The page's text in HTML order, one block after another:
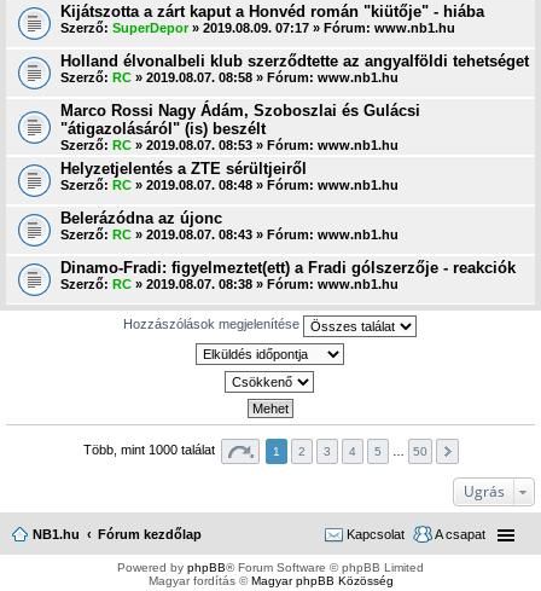
Kijátszotta a zárt kaput a Honvéd román "kiütője" - hiába
Szerző: SuperDepor» 2019.08.09. 07:17 » Fórum: www.nb1.hu
Holland élvonalbeli klub szerződtette az angyalföldi tehetséget
Szerző: RC » 2019.08.07. 08:58 » Fórum: www.nb1.hu
Marco Rossi Nagy Ádám, Szoboszlai és Gulácsi
"átigazolásáról" (is) beszélt
Szerző: RC » 2019.08.07. 08:53 » Fórum: www.nb1.hu
Helyzetjelentés a ZTE sérültjeiről
Szerző: RC » 2019.08.07. 08:48 » Fórum: www.nb1.hu
Belerázódna az újonc
Szerző: RC » 2019.08.07. 08:43 » Fórum: www.nb1.hu
Dinamo-Fradi: figyelmeztet(ett) a Fradi gólszerzője - reakciók
Szerző: RC » 2019.08.07. 08:38 » Fórum: www.nb1.hu
Hozzászólások megjelenítése
Több, mint 1000 találat 1 2 3 4 5 50
Ugrás
NB1.hu Fórum kezdőlap A csapat
Kapcsolat
Powered by phpBB® Forum Software © phpBB Limited
Magyar fordítás ©Magyar phpBB Közösség